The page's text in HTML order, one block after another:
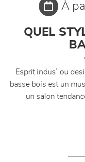
À
QUEL
Esprit indus’ ou
basse bois est un
un salon